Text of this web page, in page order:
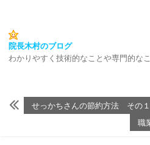
院長木村のブログ
わかりやすく技術的なことや専門的な
せっかちさんの節約方法 その１
職